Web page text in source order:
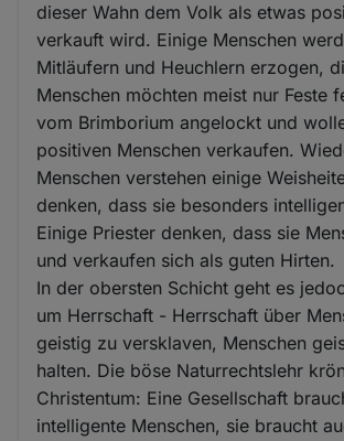
dieser Wahn dem Volk als etwas
verkauft wird. Einige Menschen
Mitläufern und Heuchlern erzogen,
Menschen möchten meist nur Feste
vom Brimborium angelockt und
positiven Menschen verkaufen.
Menschen verstehen einige
denken, dass sie besonders
Einige Priester denken, dass sie
und verkaufen sich als guten Hirten.
In der obersten Schicht geht es
um Herrschaft - Herrschaft über
geistig zu versklaven, Menschen
halten. Die böse Naturrechtslehr
Christentum: Eine Gesellschaft
intelligente Menschen, sie braucht